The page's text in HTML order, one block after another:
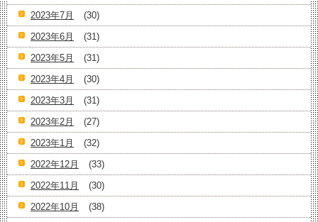
2023年7月
(30)
2023年6月
(31)
2023年5月
(31)
2023年4月
(30)
2023年3月
(31)
2023年2月
(27)
2023年1月
(32)
2022年12月
(33)
2022年11月
(30)
2022年10月
(38)